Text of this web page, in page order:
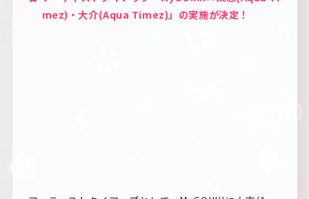
mez)・大介(Aqua Timez)」の実施が決定！